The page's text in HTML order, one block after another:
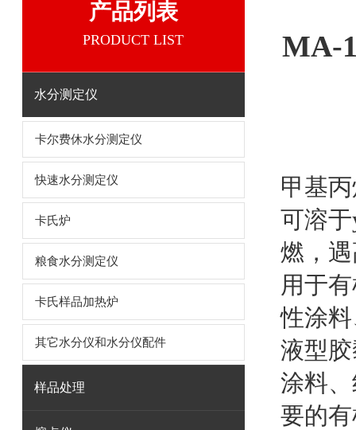
产品列表
PRODUCT LIST
水分测定仪
卡尔费休水分测定仪
快速水分测定仪
卡氏炉
粮食水分测定仪
卡氏样品加热炉
其它水分仪和水分仪配件
样品处理
MA-
甲基
可溶于
燃，
用于
性涂
液型
涂料
要的